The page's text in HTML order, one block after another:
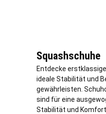
Squashschuhe
Entdecke
ideale Stabilität und
gewährleisten.
sind für eine
Stabilität und